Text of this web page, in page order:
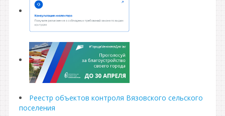
Реестр объектов контроля Вязовского сельского
поселения